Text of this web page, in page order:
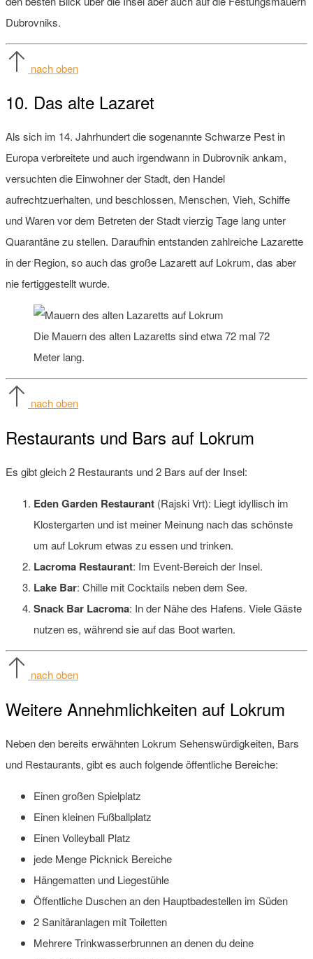
Dubrovniks.
nach oben
10. Das alte Lazaret
Als sich im 14. Jahrhundert die sogenannte Schwarze Pest in
Europa verbreitete und auch irgendwann in Dubrovnik ankam,
versuchten die Einwohner der Stadt, den Handel
aufrechtzuerhalten, und beschlossen, Menschen, Vieh, Schiffe
und Waren vor dem Betreten der Stadt vierzig Tage lang unter
Quarantäne zu stellen. Daraufhin entstanden zahlreiche Lazarette
in der Region, so auch das große Lazarett auf Lokrum, das aber
nie fertiggestellt wurde.
Die Mauern des alten Lazaretts sind etwa 72 mal 72
Meter lang.
nach oben
Restaurants und Bars auf Lokrum
Es gibt gleich 2 Restaurants und 2 Bars auf der Insel:
Eden Garden Restaurant (Rajski Vrt): Liegt idyllisch im
Klostergarten und ist meiner Meinung nach das schönste
um auf Lokrum etwas zu essen und trinken.
Lacroma Restaurant: Im Event-Bereich der Insel.
Lake Bar: Chille mit Cocktails neben dem See.
Snack Bar Lacroma: In der Nähe des Hafens. Viele Gäste
nutzen es, während sie auf das Boot warten.
nach oben
Weitere Annehmlichkeiten auf Lokrum
Neben den bereits erwähnten Lokrum Sehenswürdigkeiten, Bars
und Restaurants, gibt es auch folgende öffentliche Bereiche:
Einen großen Spielplatz
Einen kleinen Fußballplatz
Einen Volleyball Platz
jede Menge Picknick Bereiche
Hängematten und Liegestühle
Öffentliche Duschen an den Hauptbadestellen im Süden
2 Sanitäranlagen mit Toiletten
Mehrere Trinkwasserbrunnen an denen du deine